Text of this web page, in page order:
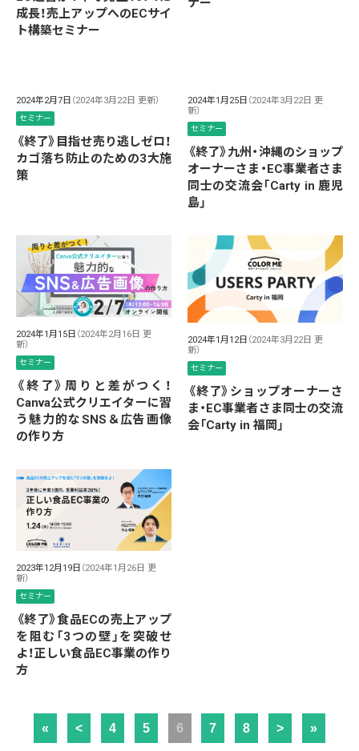
成長！売上アップへのECサイ
ト構築セミナー
ナー
2024年2月7日 （2024年3月22日 更新）
セミナー
《終了》目指せ売り逃しゼロ！
カゴ落ち防止のための3大施
策
2024年1月25日 （2024年3月22日 更
新）
セミナー
《終了》九州・沖縄のショップ
オーナーさま・EC事業者さま
同士の交流会「Carty in 鹿児
島」
2024年1月15日 （2024年2月16日 更
新）
セミナー
《終了》周りと差がつく！
Canva公式クリエイターに習
う魅力的なSNS＆広告画像
の作り方
2024年1月12日 （2024年3月22日 更
新）
セミナー
《終了》ショップオーナーさ
ま・EC事業者さま同士の交流
会「Carty in 福岡」
2023年12月19日 （2024年1月26日 更
新）
セミナー
《終了》食品ECの売上アップ
を阻む「3つの壁」を突破せ
よ！正しい食品EC事業の作り
方
« < 4 5 6 7 8 > »